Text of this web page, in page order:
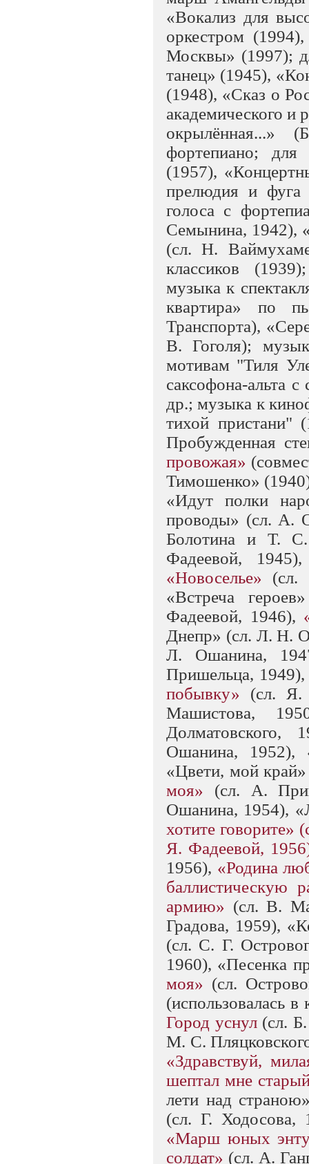
«Вокализ для
оркестром
Москвы» (1997);
танец» (1945),
(1948), «Сказ о
академического и
окрылённая...»
фортепиано;
(1957),
прелюдия и
голоса с
Семынина, 1942),
(сл. Н.
классиков
музыка к
квартира» по
Транспорта),
В. Гоголя);
мотивам "Тиля
саксофона-альта
др.; музыка к
тихой пристани"
Пробужденная
провожая»
Тимошенко»
«Идут полки
проводы» (сл. А.
Болотина и Т.
Фадеевой,
«Новоселье» (сл.
«Встреча
Фадеевой, 1946),
Днепр» (сл. Л. Н.
Л. Ошанина,
Пришельца,
побывку» (сл. Я.
Машистова,
Ошанина, 1952),
«Цвети, мой
моя» (сл. А.
Ошанина, 1954),
хотите
Я. Фадеевой,
1956), «Родина
баллистическую
армию» (сл. В.
Градова, 1959),
(сл. С. Г.
1960), «Песенка
моя» (сл.
(использовалась
Город уснул (сл.
М. С.
«Здравствуй,
шептал мне
лети над
(сл. Г. Ходосова,
«Марш юных
солдат» (сл. А.